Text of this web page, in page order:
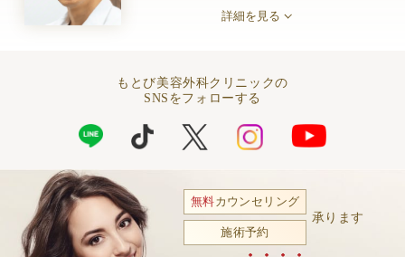
詳細を見る
もとび美容外科クリニックの
SNSをフォローする
無料カウンセリング
施術予約
承ります